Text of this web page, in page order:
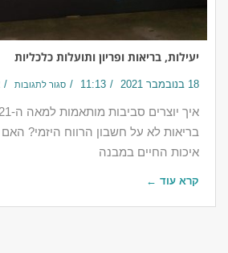
יעילות, בריאות ופריון ותועלות כלכליות
18 בנובמבר 2021 11:13 סגור לתגובות
בריאות לא על חשבון הרווח היזמי?
איכות החיים במבנה
קרא עוד ←